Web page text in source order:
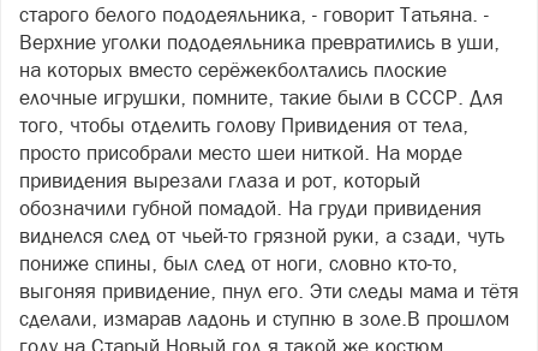
старого белого пододеяльника, - говорит Татьяна. -
Верхние уголки пододеяльника превратились в уши,
на которых вместо серёжекболтались плоские
елочные игрушки, помните, такие были в СССР. Для
того, чтобы отделить голову Привидения от тела,
просто присобрали место шеи ниткой. На морде
привидения вырезали глаза и рот, который
обозначили губной помадой. На груди привидения
виднелся след от чьей-то грязной руки, а сзади, чуть
пониже спины, был след от ноги, словно кто-то,
выгоняя привидение, пнул его. Эти следы мама и тётя
сделали, измарав ладонь и ступню в золе.В прошлом
году на Старый Новый год я такой же костюм